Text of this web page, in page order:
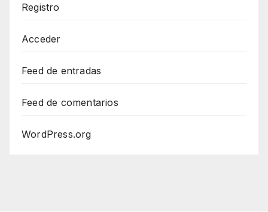
Registro
Acceder
Feed de entradas
Feed de comentarios
WordPress.org